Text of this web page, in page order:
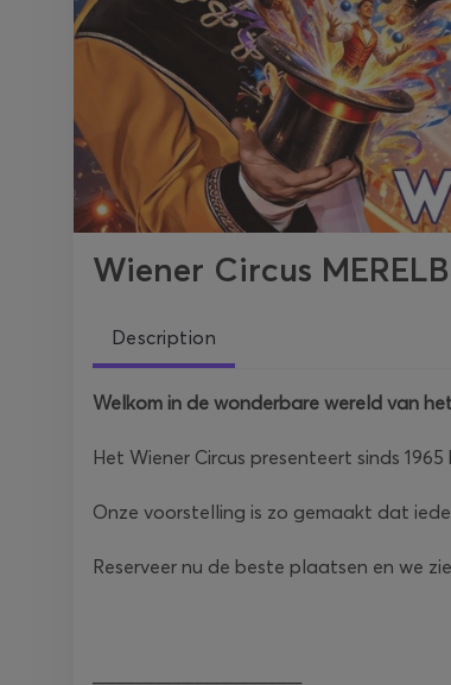
Wiener Circus
Description
Welkom in de wonderbare wereld van
Het Wiener Circus presenteert sinds
Onze voorstelling is zo gemaakt dat
Reserveer nu de beste plaatsen en we